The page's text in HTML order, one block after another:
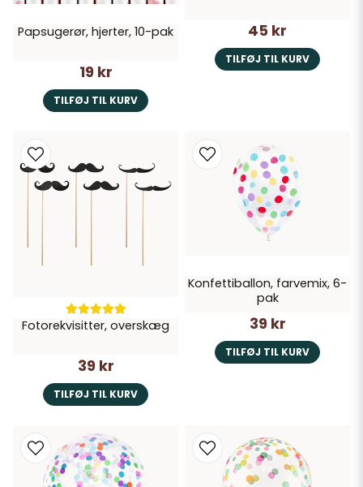
Papsugerør, hjerter, 10-pak
19 kr
TILFØJ TIL KURV
45 kr
TILFØJ TIL KURV
Fotorekvisitter, overskæg
39 kr
TILFØJ TIL KURV
Konfettiballon, farvemix, 6-
pak
39 kr
TILFØJ TIL KURV